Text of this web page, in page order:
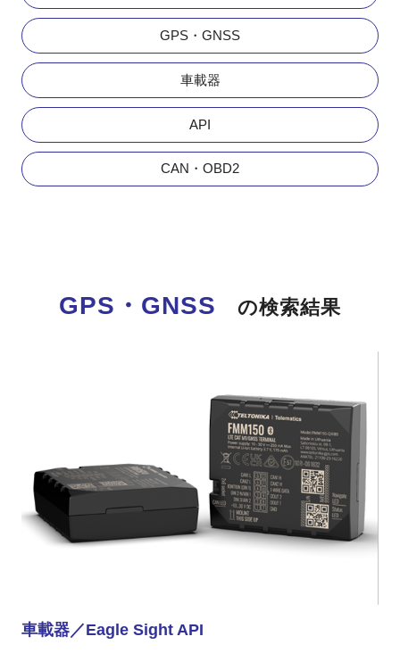
GPS・GNSS
車載器
API
CAN・OBD2
GPS・GNSS の検索結果
車載器／Eagle Sight API